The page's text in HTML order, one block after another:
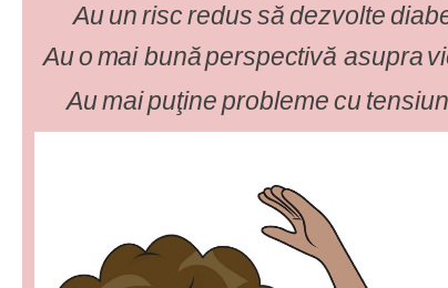
Au unriscredussădezvolte
Auomaibunăperspectivă asupra
Aumaipuţineproblemecu